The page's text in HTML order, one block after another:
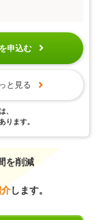
申込む
と見る
、
ります。
を削減
します。